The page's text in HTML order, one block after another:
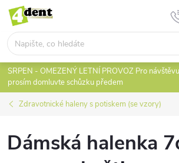
Přejít
obsah
SRPEN - OMEZENÝ LETNÍ PROVOZ Pro
prosím domluvte schůzku předem
Zdravotnické haleny s potiskem (se vzory)
Dámská halenka